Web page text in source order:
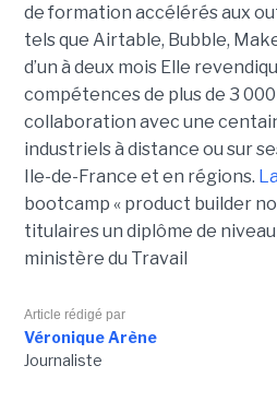
de formation accélérés aux
tels que Airtable, Bubble,
d’un à deux mois Elle
compétences de plus de 3
collaboration avec une
industriels à distance ou sur
Ile-de-France et en régions.
bootcamp « product builder
titulaires un diplôme de
ministère du Travail
Article rédigé par
Véronique Arène
Journaliste